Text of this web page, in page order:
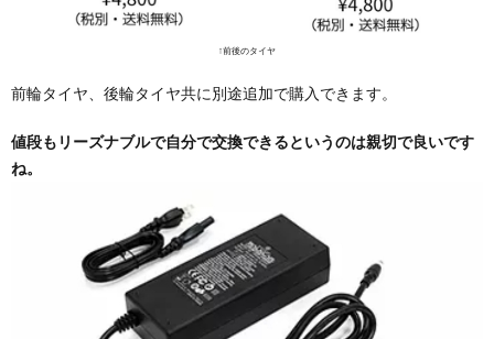
↑前後のタイヤ
前輪タイヤ、後輪タイヤ共に別途追加で購入できます。
値段もリーズナブルで自分で交換できるというのは親切で良いです
ね。